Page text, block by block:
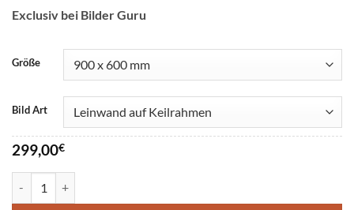
Exclusiv bei Bilder Guru
Größe
Bild Art
299,00€